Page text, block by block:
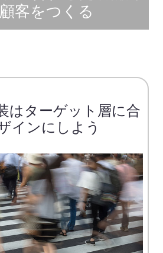
客をつくる
はターゲット層に合
インにしよう